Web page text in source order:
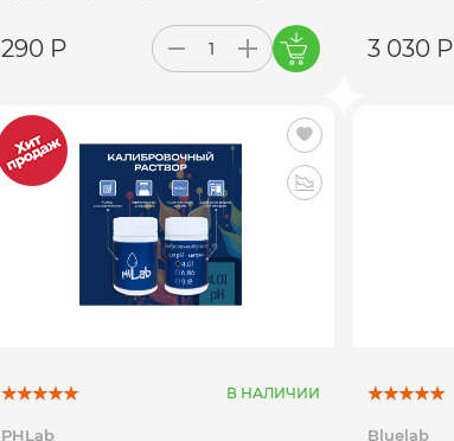
290 Р 3 030 Р
В НАЛИЧИИ
PHLab Bluelab